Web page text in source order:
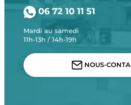
06 72 10 11 51
Mardi au samedi
11h-13h / 14h-19h
NOUS-